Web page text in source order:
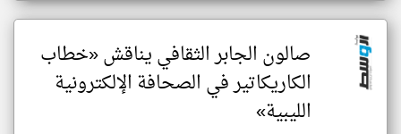
صالون الجابر الثقافي يناقش «خطاب
الكاريكاتير في الصحافة الإلكترونية
الليبية»